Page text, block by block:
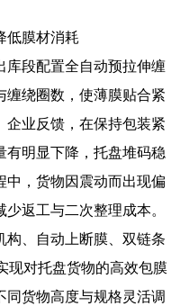
低膜材消耗
库段配置全自动预拉伸缠
缠绕圈数，使薄膜贴合紧
企业反馈，在保持包装紧
有明显下降，托盘堆码稳
中，货物因震动而出现偏
返工与二次整理成本。
构、自动上断膜、双链条
现对托盘货物的高效包膜
同货物高度与规格灵活调